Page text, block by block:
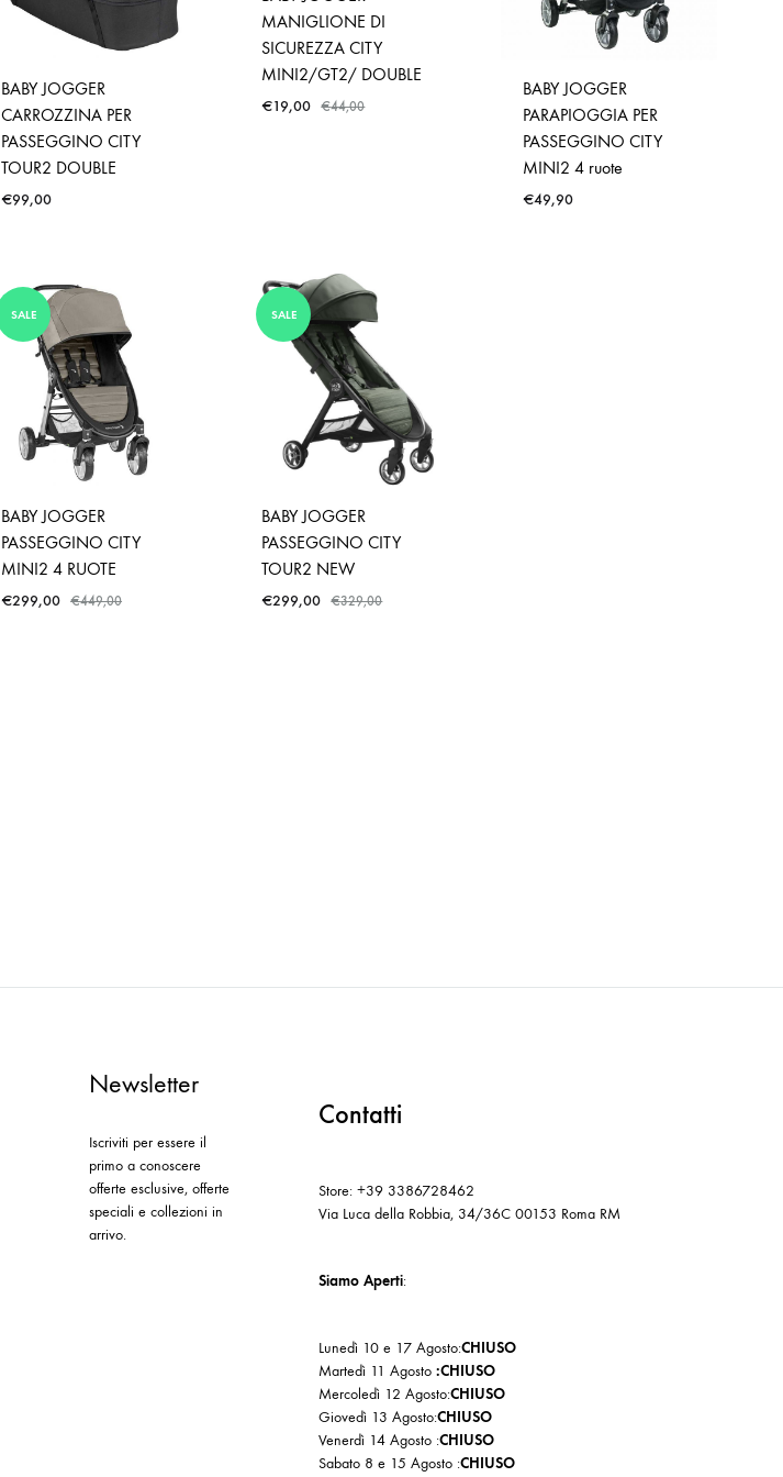
BABY JOGGER
CARROZZINA PER
PASSEGGINO CITY
TOUR2 DOUBLE
€99,00
MANIGLIONE DI
SICUREZZA CITY
MINI2/GT2/ DOUBLE
€19,00 €44,00
BABY JOGGER
PARAPIOGGIA PER
PASSEGGINO CITY
MINI2 4 ruote
€49,90
SALE
BABY JOGGER
PASSEGGINO CITY
MINI2 4 RUOTE
€299,00 €449,00
SALE
BABY JOGGER
PASSEGGINO CITY
TOUR2 NEW
€299,00 €329,00
Newsletter
Iscriviti per essere il
primo a conoscere
offerte esclusive, offerte
speciali e collezioni in
arrivo.
Contatti
Store: +39 3386728462
Via Luca della Robbia, 34/36C 00153 Roma RM
Siamo Aperti:
Lunedì 10 e 17 Agosto:CHIUSO
Martedì 11 Agosto :CHIUSO
Mercoledì 12 Agosto:CHIUSO
Giovedì 13 Agosto:CHIUSO
Venerdì 14 Agosto :CHIUSO
Sabato 8 e 15 Agosto :CHIUSO